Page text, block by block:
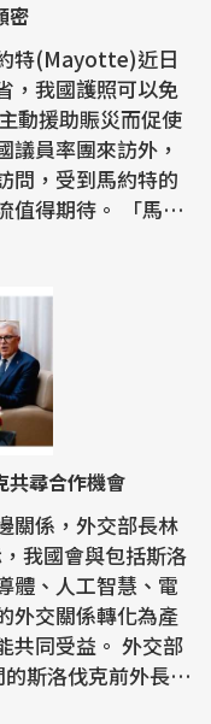
密
特(Mayotte)近日
，我國護照可以免
動援助賑災而促使
議員率團來訪外，
問，受到馬約特的
待。 「馬約
共尋合作機會
關係，外交部長林
我國會與包括斯洛
體、人工智慧、電
外交關係轉化為產
受益。 外交部
斯洛伐克前外長柯